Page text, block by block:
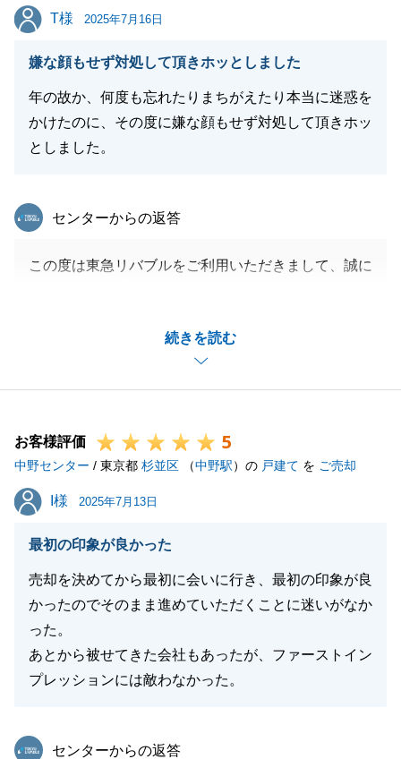
T様
T様 2025年7月16日
嫌な顔もせず対処して頂きホッとしました
年の故か、何度も忘れたりまちがえたり本当に迷惑を
かけたのに、その度に嫌な顔もせず対処して頂きホッ
としました。
続きを読む
東急リバブル
センターからの返答
この度は東急リバブルをご利用いただきまして、誠に
無事にお引渡しが出来て本当によかったです。
今後もお客様の寄り添って、丁寧かつ誠意ある対応を
心掛け営業活動を進めていきたいと思います。
軽にお声掛けください。_
今後とも東急リバブルをご愛顧の程、よろしくお願い
いたします。
お客様評価 5
中野センター / 東京都 杉並区 （中野駅）の 戸建て を ご売却
I様
I様 2025年7月13日
最初の印象が良かった
売却を決めてから最初に会いに行き、最初の印象が良
かったのでそのまま進めていただくことに迷いがなか
った。
あとから被せてきた会社もあったが、ファーストイン
プレッションには敵わなかった。
東急リバブル
センターからの返答